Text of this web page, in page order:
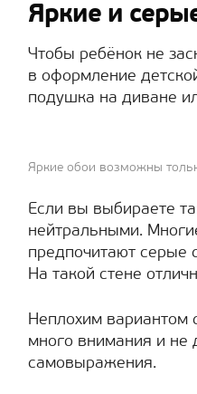
Яркие и
Чтобы ребёнок не
в оформление
подушка на диване
Яркие обои возможны
Если вы выбираете
нейтральными.
предпочитают серые
На такой стене
Неплохим вариантом
много внимания и не
самовыражения.